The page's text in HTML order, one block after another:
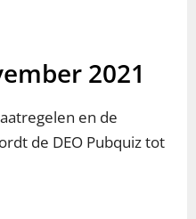
2021
en de
de DEO Pubquiz tot